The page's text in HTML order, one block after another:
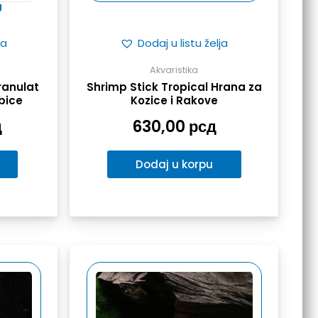
Dodaj u listu želja
Akvaristika
Shrimp Stick Tropical Hrana za
Kozice i Rakove
630,00 рсд
Dodaj u korpu